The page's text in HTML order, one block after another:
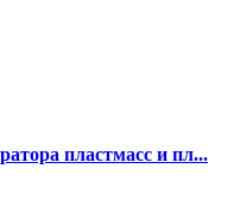
пластмасс и пл...